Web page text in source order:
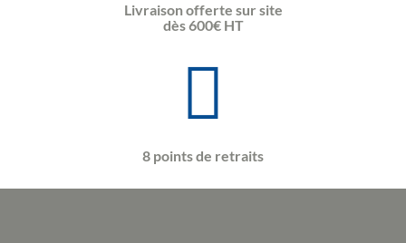
Livraison offerte sur site
dès 600€ HT
8 points de retraits